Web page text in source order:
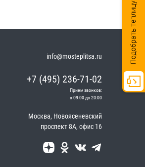
info@mosteplitsa.ru
+7 (495) 236-71-02
Прием звонков:
с 09:00 до 20:00
Москва, Новоясеневский
проспект 8А, офис 16